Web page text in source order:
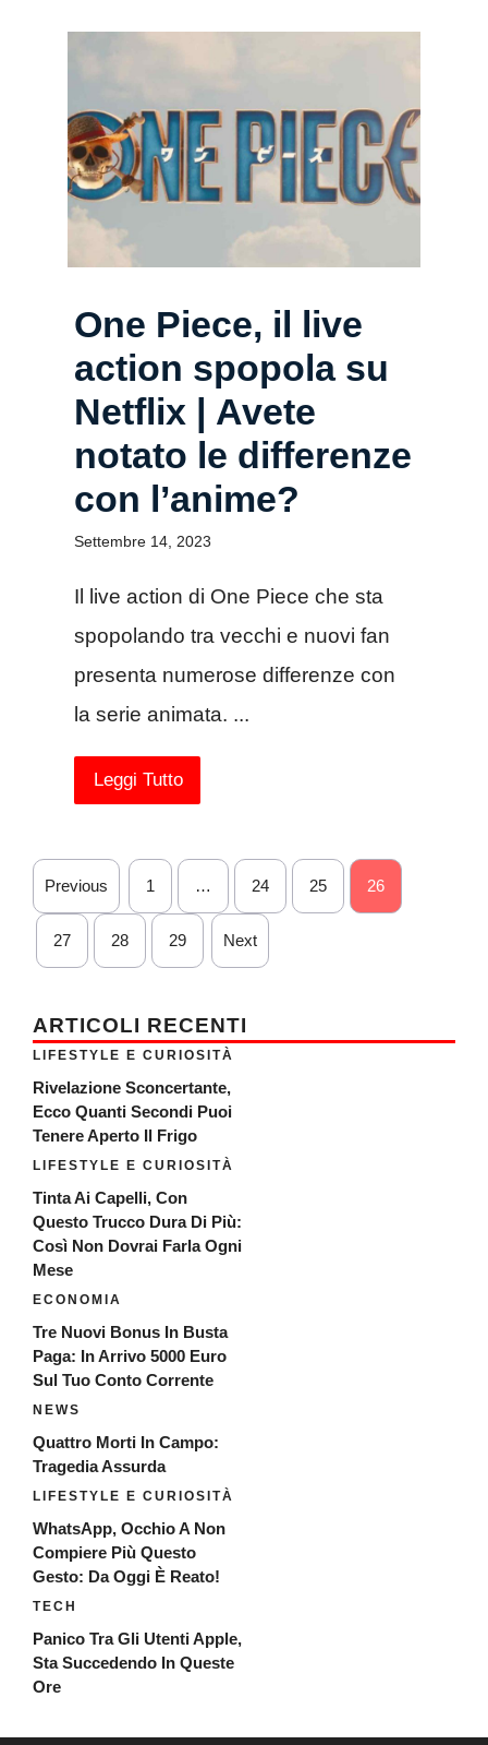
One Piece, il live
action spopola su
Netflix | Avete
notato le differenze
con l’anime?
Settembre 14, 2023
Il live action di One Piece che sta
spopolando tra vecchi e nuovi fan
presenta numerose differenze con
la serie animata. ...
Leggi Tutto
Previous 1 … 24 25 26
27 28 29 Next
ARTICOLI RECENTI
LIFESTYLE E CURIOSITÀ
Rivelazione Sconcertante,
Ecco Quanti Secondi Puoi
Tenere Aperto Il Frigo
LIFESTYLE E CURIOSITÀ
Tinta Ai Capelli, Con
Questo Trucco Dura Di Più:
Così Non Dovrai Farla Ogni
Mese
ECONOMIA
Tre Nuovi Bonus In Busta
Paga: In Arrivo 5000 Euro
Sul Tuo Conto Corrente
NEWS
Quattro Morti In Campo:
Tragedia Assurda
LIFESTYLE E CURIOSITÀ
WhatsApp, Occhio A Non
Compiere Più Questo
Gesto: Da Oggi È Reato!
TECH
Panico Tra Gli Utenti Apple,
Sta Succedendo In Queste
Ore